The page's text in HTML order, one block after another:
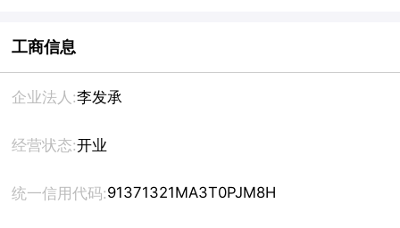
工商信息
企业法人:李发承
经营状态:开业
统一信用代码:91371321MA3T0PJM8H